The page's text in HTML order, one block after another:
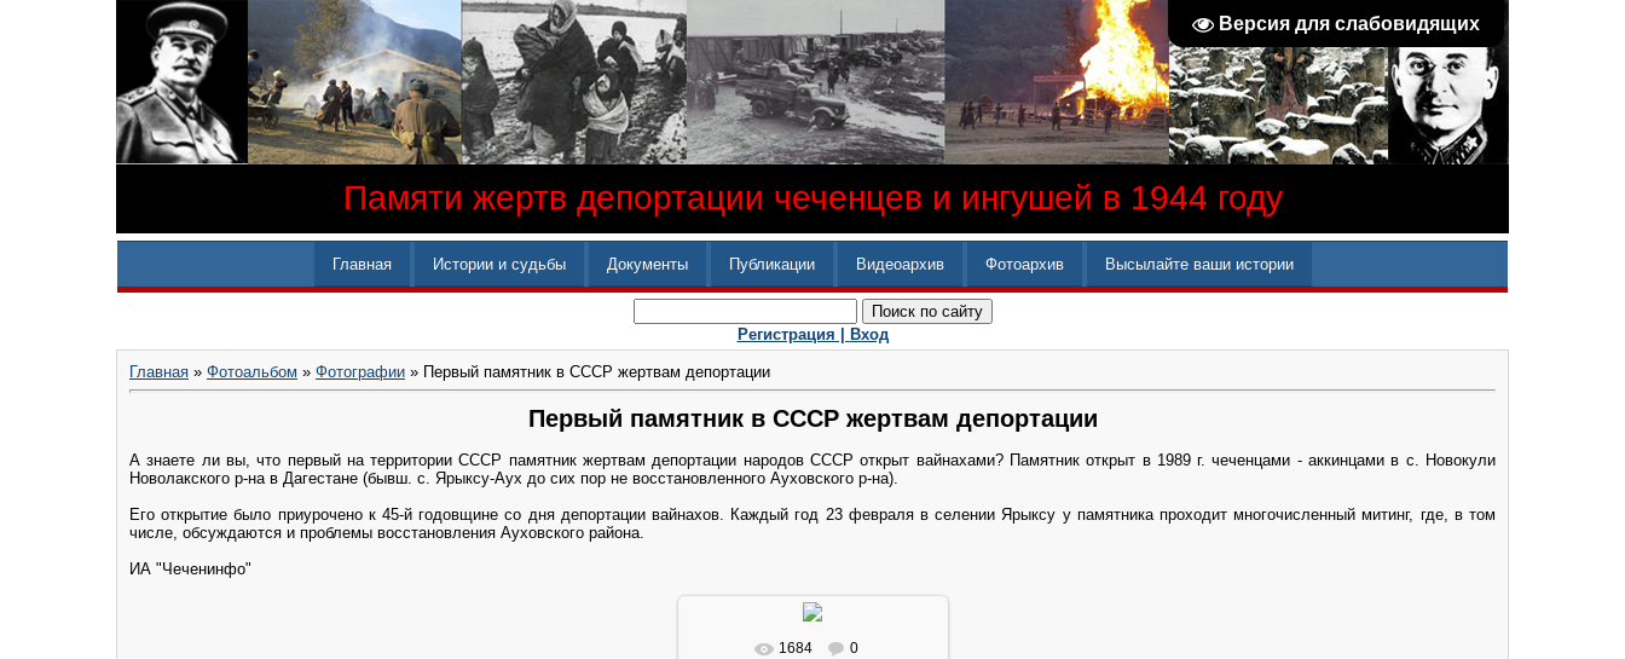
Версия для слабовидящих
Памяти жертв депортации чеченцев и ингушей в 1944 году
Главная Истории и судьбы Документы Публикации Видеоархив Фотоархив Высылайте ваши истории
Регистрация | Вход
Главная » Фотоальбом » Фотографии » Первый памятник в СССР жертвам депортации
Первый памятник в СССР жертвам депортации
А знаете ли вы, что первый на территории СССР памятник жертвам депортации народов СССР открыт вайнахами? Памятник открыт в 1989 г. чеченцами - аккинцами в с. Новокули
Новолакского р-на в Дагестане (бывш. с. Ярыксу-Аух до сих пор не восстановленного Ауховского р-на).
Его открытие было приурочено к 45-й годовщине со дня депортации вайнахов. Каждый год 23 февраля в селении Ярыксу у памятника проходит многочисленный митинг, где, в том
числе, обсуждаются и проблемы восстановления Ауховского района.
ИА "Чеченинфо"
1684 0